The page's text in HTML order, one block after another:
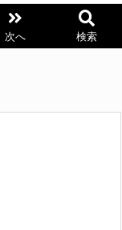
次へ 検索